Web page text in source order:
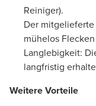
Reiniger).
Der
mühelos
Langlebigkeit:
langfristig
Weitere Vorteile